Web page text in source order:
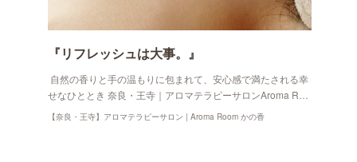
『リフレッシュは大事。』
自然の香りと手の温もりに包まれて、安心感で満たされる幸
せなひととき 奈良・王寺｜アロマテラピーサロンAroma R…
【奈良・王寺】アロマテラピーサロン | Aroma Room かの香